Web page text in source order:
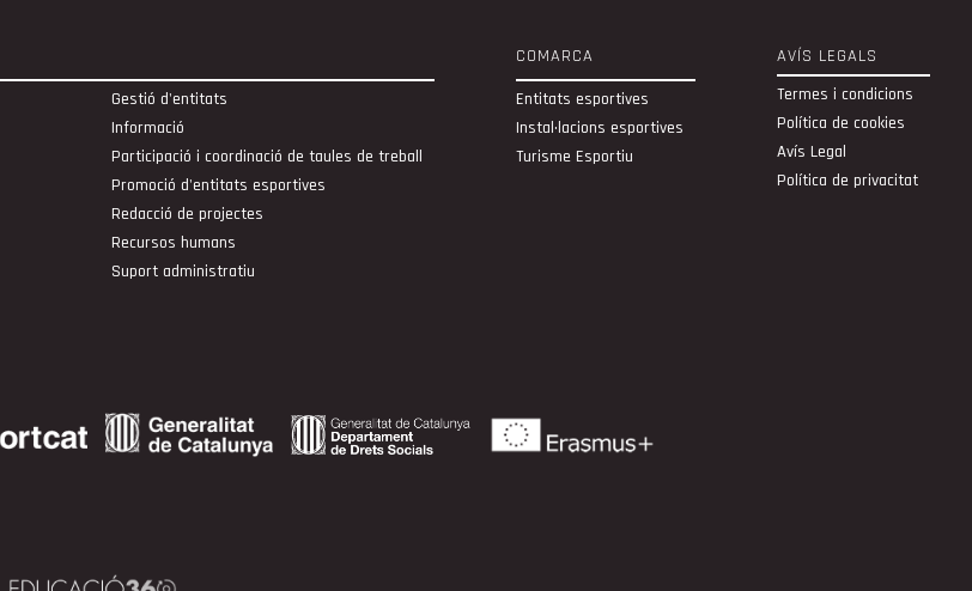
Gestió d'entitats
Informació
Participació i coordinació de taules de treball
Promoció d'entitats esportives
Redacció de projectes
Recursos humans
Suport administratiu
COMARCA
Entitats esportives
Instal·lacions esportives
Turisme Esportiu
AVÍS LEGALS
Termes i condicions
Política de cookies
Avís Legal
Política de privacitat